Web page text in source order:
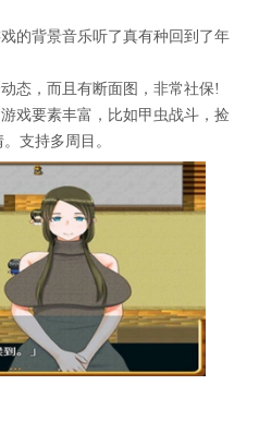
的背景音乐听了真有种回到了年
态，而且有断面图，非常社保!
戏要素丰富，比如甲虫战斗，捡
支持多周目。